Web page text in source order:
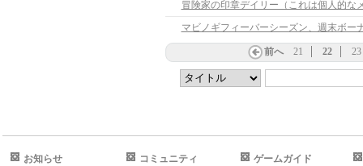
冒険家の印章デイリー（これは個人的な
マビノギフィーバーシーズン、週末ボー
前へ 21 22 23
お知らせ コミュニティ ゲームガイド